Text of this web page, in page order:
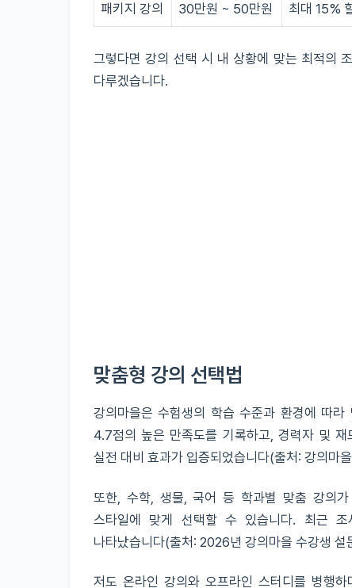
패키지 강의 30만원 ~ 50만원 최대 15%
그렇다면 강의 선택 시 내 상황에 맞는 최적의
다루겠습니다.
맞춤형 강의 선택법
강의마을은 수험생의 학습 수준과 환경에 따
4.7점의 높은 만족도를 기록하고, 경력자 및
실전 대비 효과가 입증되었습니다(출처: 강의마
또한, 수학, 생물, 국어 등 학과별 맞춤 강의
스타일에 맞게 선택할 수 있습니다. 최근
나타났습니다(출처: 2026년 강의마을 수강생 설
저도 온라인 강의와 오프라인 스터디를 병행